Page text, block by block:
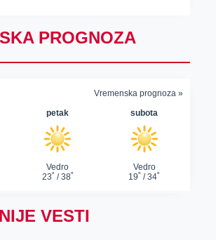
PROGNOZA
VESTI